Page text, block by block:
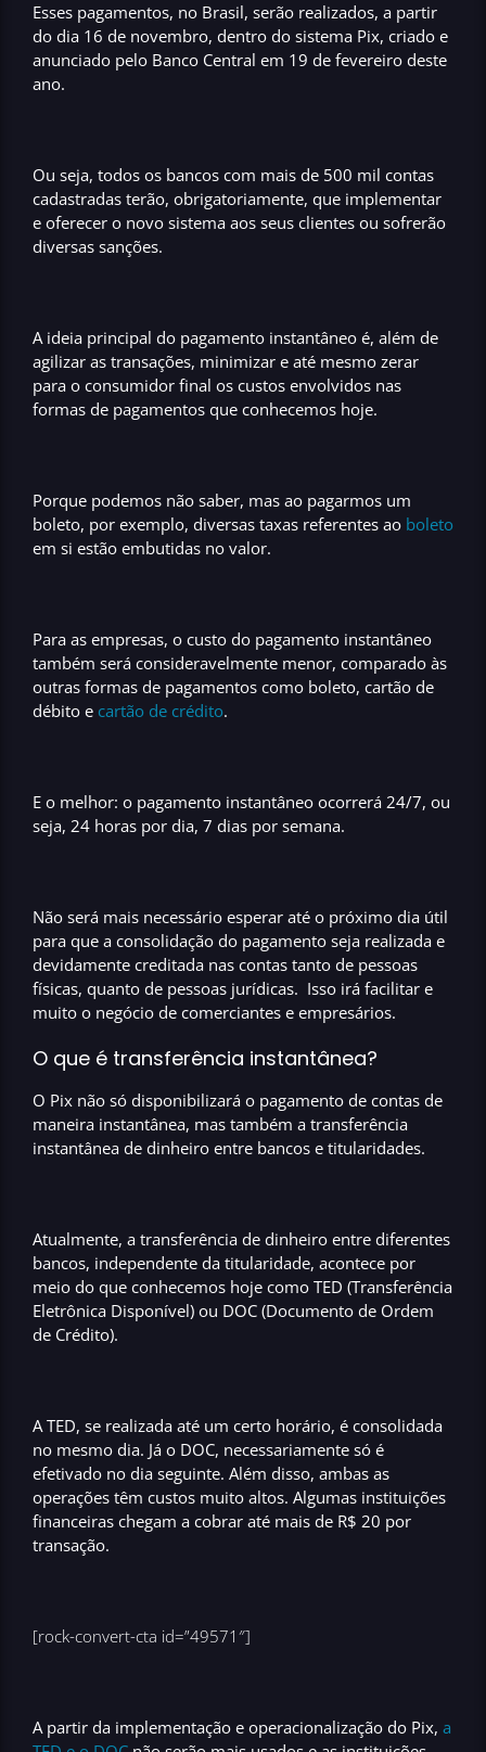
Esses pagamentos, no Brasil, serão realizados, a partir
do dia 16 de novembro, dentro do sistema Pix, criado e
anunciado pelo Banco Central em 19 de fevereiro deste
ano.
Ou seja, todos os bancos com mais de 500 mil contas
cadastradas terão, obrigatoriamente, que implementar
e oferecer o novo sistema aos seus clientes ou sofrerão
diversas sanções.
A ideia principal do pagamento instantâneo é, além de
agilizar as transações, minimizar e até mesmo zerar
para o consumidor final os custos envolvidos nas
formas de pagamentos que conhecemos hoje.
Porque podemos não saber, mas ao pagarmos um
boleto, por exemplo, diversas taxas referentes ao boleto
em si estão embutidas no valor.
Para as empresas, o custo do pagamento instantâneo
também será consideravelmente menor, comparado às
outras formas de pagamentos como boleto, cartão de
débito e cartão de crédito.
E o melhor: o pagamento instantâneo ocorrerá 24/7, ou
seja, 24 horas por dia, 7 dias por semana.
Não será mais necessário esperar até o próximo dia útil
para que a consolidação do pagamento seja realizada e
devidamente creditada nas contas tanto de pessoas
físicas, quanto de pessoas jurídicas. Isso irá facilitar e
muito o negócio de comerciantes e empresários.
O que é transferência instantânea?
O Pix não só disponibilizará o pagamento de contas de
maneira instantânea, mas também a transferência
instantânea de dinheiro entre bancos e titularidades.
Atualmente, a transferência de dinheiro entre diferentes
bancos, independente da titularidade, acontece por
meio do que conhecemos hoje como TED (Transferência
Eletrônica Disponível) ou DOC (Documento de Ordem
de Crédito).
A TED, se realizada até um certo horário, é consolidada
no mesmo dia. Já o DOC, necessariamente só é
efetivado no dia seguinte. Além disso, ambas as
operações têm custos muito altos. Algumas instituições
financeiras chegam a cobrar até mais de R$ 20 por
transação.
[rock-convert-cta id=”49571″]
A partir da implementação e operacionalização do Pix, a